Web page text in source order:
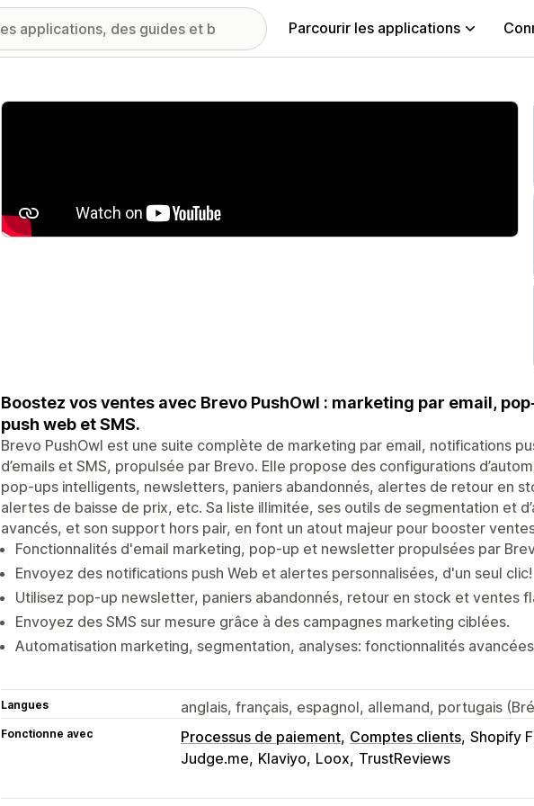
Parcourir les applications
Galerie d’images vedette
Boostez vos ventes avec Brevo PushOwl : marketing par email,
push web et SMS.
Brevo PushOwl est une suite complète de marketing par email, notifications
d’emails et SMS, propulsée par Brevo. Elle propose des configurations
pop-ups intelligents, newsletters, paniers abandonnés, alertes de retour en
alertes de baisse de prix, etc. Sa liste illimitée, ses outils de segmentation et
avancés, et son support hors pair, en font un atout majeur pour booster
Fonctionnalités d'email marketing, pop-up et newsletter propulsées par
Envoyez des notifications push Web et alertes personnalisées, d'un seul clic!
Utilisez pop-up newsletter, paniers abandonnés, retour en stock et ventes
Envoyez des SMS sur mesure grâce à des campagnes marketing ciblées.
Automatisation marketing, segmentation, analyses: fonctionnalités
Langues anglais, français, espagnol, allemand, portugais
Fonctionne avec Processus de paiement Comptes clients Shopify
Judge.me Klaviyo Loox TrustReviews